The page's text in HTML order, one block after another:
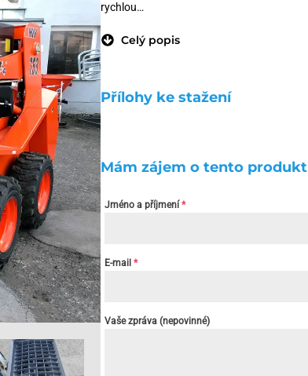
rychlou…
Celý popis
Přílohy ke stažení
Mám zájem o tento produkt
Jméno a příjmení *
E-mail *
Vaše zpráva (nepovinné)